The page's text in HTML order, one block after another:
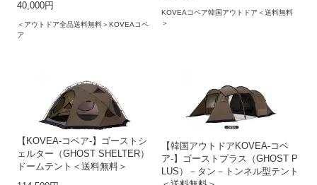
40,000円
＜アウトドア全品送料無料＞KOVEAコベ
ア
KOVEAコベア韓国アウトドア＜送料無料
＞
【KOVEA-コベア-】ゴーストシ
ェルター（GHOST SHELTER）
ドームテント＜送料無料＞
【韓国アウトドアKOVEA-コベ
ア-】ゴーストプラス（GHOST P
LUS）－タン－トンネル型テント